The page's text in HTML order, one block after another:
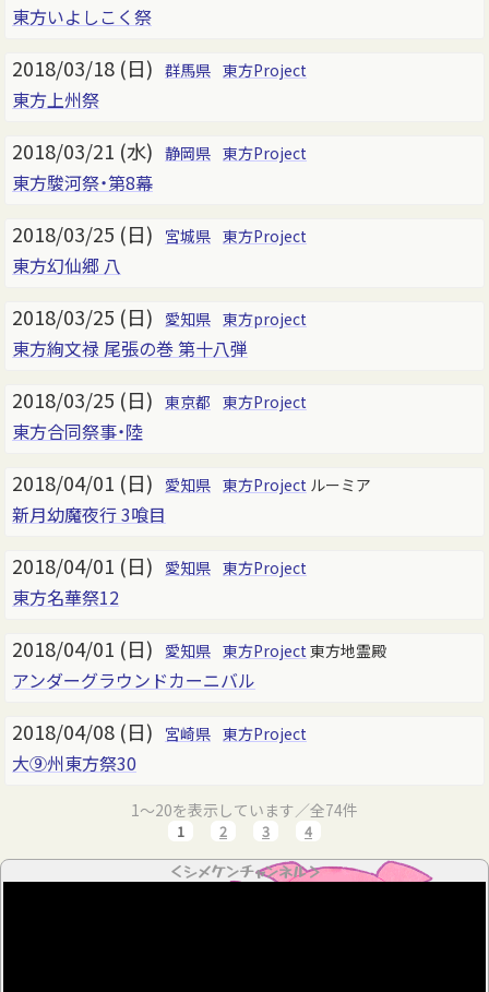
東方いよしこく祭
2018/03/18 (日) 群馬県 東方Project
東方上州祭
2018/03/21 (水) 静岡県 東方Project
東方駿河祭・第8幕
2018/03/25 (日) 宮城県 東方Project
東方幻仙郷 八
2018/03/25 (日) 愛知県 東方project
東方絢文禄 尾張の巻 第十八弾
2018/03/25 (日) 東京都 東方Project
東方合同祭事・陸
2018/04/01 (日) 愛知県 東方Project ルーミア
新月幼魔夜行 3喰目
2018/04/01 (日) 愛知県 東方Project
東方名華祭12
2018/04/01 (日) 愛知県 東方Project 東方地霊殿
アンダーグラウンドカーニバル
2018/04/08 (日) 宮崎県 東方Project
大⑨州東方祭30
1～20を表示しています／全74件
1 2 3 4
＜シメケンチャンネル＞